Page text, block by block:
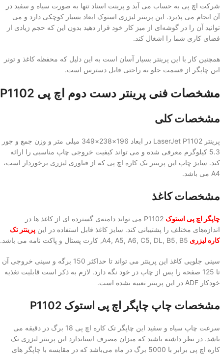
شرکت اچ پی به حساب می آید و پرینت اسناد تنها به صورت سیاه و سفید در
آن انجام می پذیرد. این پرینتر لیزری استوک ابعاد بسیار کوچکی دارد و می
توانید آن را در گوشه‌ای از میز کار خود قرار دهید بدون این که حجم زیادی از
فضای کاری شما را اشغال کند.
همچنین کار با این پرینتر بسیار آسان است به این دلیل که محفظه‌‌ کاغذ و تونر
این چاپگر از قسمت جلو به راحتی قابل دسترس است.
مشخصات فنی پرینتر دست دوم اچ پی P1102
مشخصات کلی
پرینتر LaserJet P1102 در ابعاد 196×238×349 میلی متر و وزن جمع‌ و جور
5.3 کیلوگرم معرفی ‌شده و می تواند کیفیت خروجی چاپ مناسبی را ارائه
‌کند. سایز چاپ این پرینتر تک کاره اچ پی که از فناوری لیزری برخوردار است،
A4 می باشد.
مشخصات کاغذ
چاپگر اچ پی استوک
P1102 می تواند دامنه‌ی گسترده ‌ای از کاغذ ها در
اندازه‌های مختلف را پشتیبانی کند. سایز کاغذ قابل استفاده در این پرینتر تک
کاره لیزری A4, A5, A6, C5, DL, B5, B5, کارت پستال و پاکت نامه می باشد.
سینی جلویی کاغذ این پرینتر می تواند تا حداکثر 150 برگه و سینی خروجی آن
تا 125 صفحه را پس از چاپ در خود نگه دارد. لازم به ذکر است قابلیت تغذیه‌
خودکار ADF در این پرینتر تعبیه نشده است.
مشخصات چاپ چاپگر اچ پی استوک P1102
سرعت چاپ سیاه و سفید این چاپگر تک کاره اچ پی 18 برگ در دقیقه می
باشد. در نظر داشته باشید که میزان مصرف استاندارد این پرینتر لیزری تک
کاره اچ پی برابر با 5000 برگ در ماه می‌باشد که در مقایسه با چاپگر های